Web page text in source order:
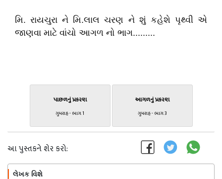
મિ. રાયચુરા ને મિ.લાલ ચરણ ને શું કહેશે પૃથ્વી એ
જાણવા માટે વાંચો આગળ નો ભાગ.........
પાછળનું પ્રકરણ
ગુમરાહ - ભાગ 1
આગળનું પ્રકરણ
ગુમરાહ - ભાગ 3
આ પુસ્તકને શેર કરો:
લેખક વિશે